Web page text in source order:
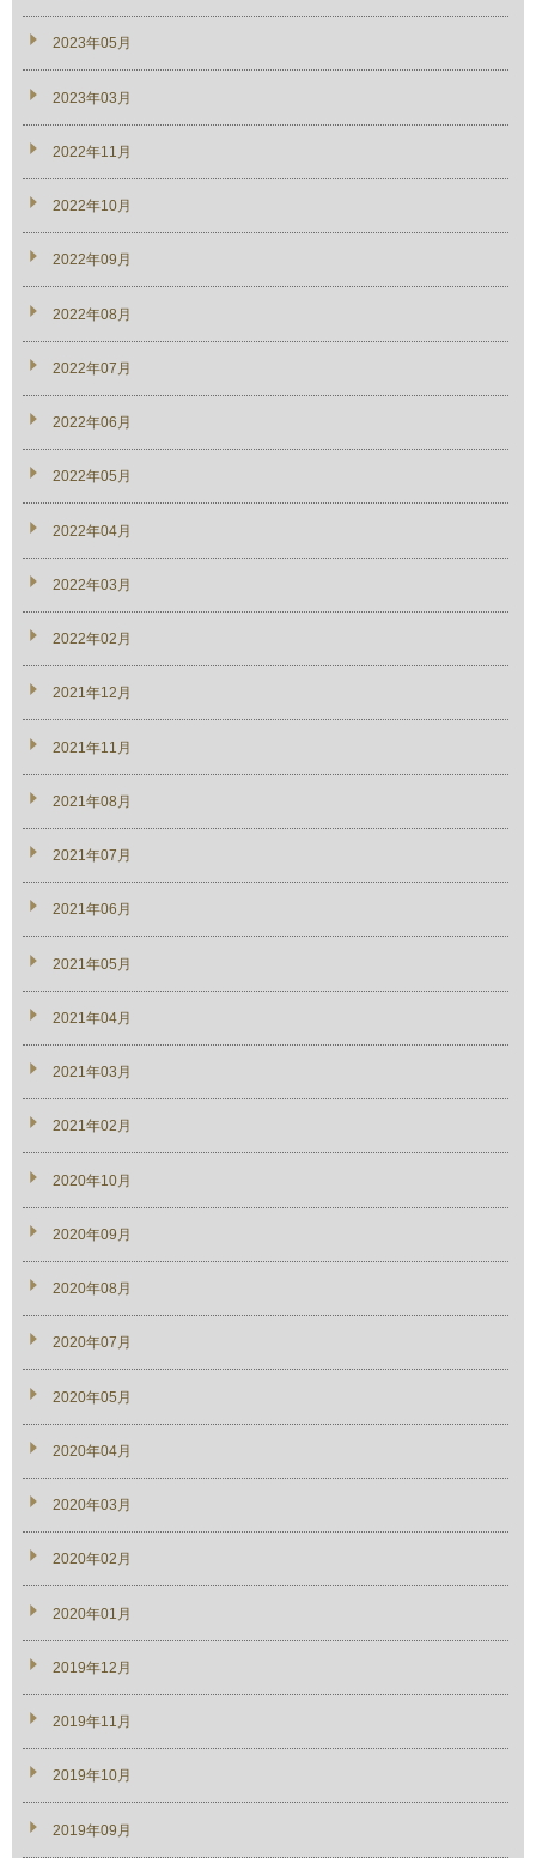
2023年05月
2023年03月
2022年11月
2022年10月
2022年09月
2022年08月
2022年07月
2022年06月
2022年05月
2022年04月
2022年03月
2022年02月
2021年12月
2021年11月
2021年08月
2021年07月
2021年06月
2021年05月
2021年04月
2021年03月
2021年02月
2020年10月
2020年09月
2020年08月
2020年07月
2020年05月
2020年04月
2020年03月
2020年02月
2020年01月
2019年12月
2019年11月
2019年10月
2019年09月